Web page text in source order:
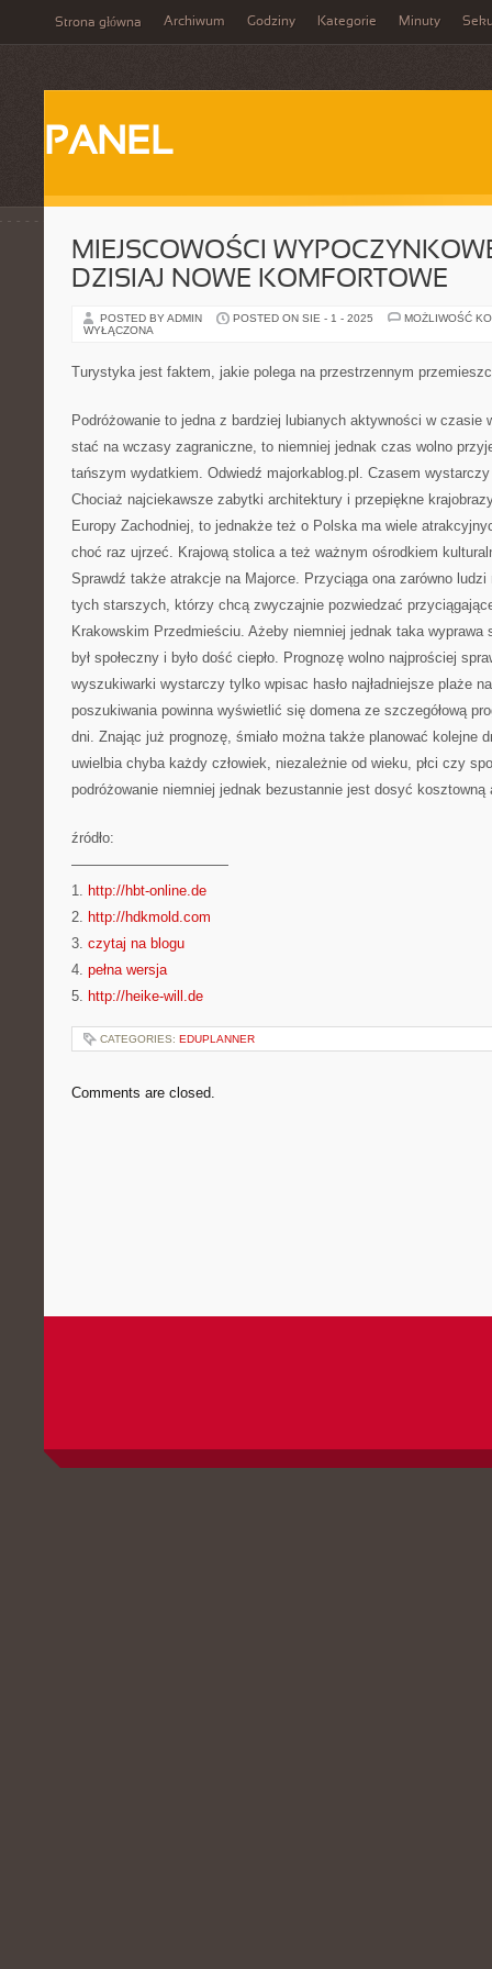
Strona główna Archiwum Godziny Kategorie Minuty
PANEL
MIEJSCOWOŚCI
DZISIAJ NOWE KOMFORTOWE
POSTED BY ADMIN POSTED ON SIE - 1 - 2025
MOŻLIWOŚĆ
WYŁĄCZONA
Turystyka jest faktem, jakie polega na przestrzennym
Podróżowanie to jedna z bardziej lubianych aktywności w czasie
stać na wczasy zagraniczne, to niemniej jednak czas wolno
tańszym wydatkiem. Odwiedź majorkablog.pl. Czasem
Chociaż najciekawsze zabytki architektury i przepiękne
Europy Zachodniej, to jednakże też o Polska ma wiele
choć raz ujrzeć. Krajową stolica a też ważnym ośrodkiem
Sprawdź także atrakcje na Majorce. Przyciąga ona zarówno ludzi
tych starszych, którzy chcą zwyczajnie pozwiedzać
Krakowskim Przedmieściu. Ażeby niemniej jednak taka wyprawa
był społeczny i było dość ciepło. Prognozę wolno najprościej
wyszukiwarki wystarczy tylko wpisac hasło najładniejsze plaże
poszukiwania powinna wyświetlić się domena ze szczegółową
dni. Znając już prognozę, śmiało można także planować kolejne
uwielbia chyba każdy człowiek, niezależnie od wieku, płci czy
podróżowanie niemniej jednak bezustannie jest dosyć kosztowną
źródło:
———————————
1. http://hbt-online.de
2. http://hdkmold.com
3. czytaj na blogu
4. pełna wersja
5. http://heike-will.de
CATEGORIES: EDUPLANNER
Comments are closed.